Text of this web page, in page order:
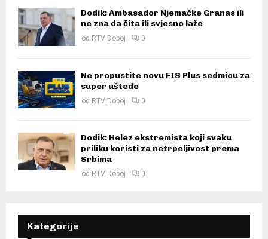
Dodik: Ambasador Njemačke Granas ili
ne zna da čita ili svjesno laže
od RTV Doboj 0
Ne propustite novu FIS Plus sedmicu za
super uštede
od RTV Doboj 0
Dodik: Helez ekstremista koji svaku
priliku koristi za netrpeljivost prema
Srbima
od RTV Doboj 0
Kategorije